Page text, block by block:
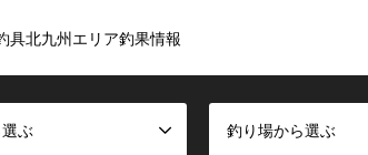
具北九州エリア釣果情報
ぶ 釣り場から選ぶ